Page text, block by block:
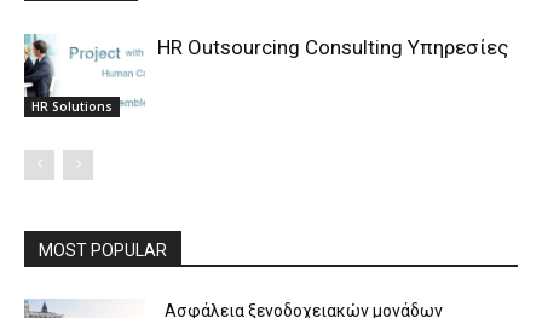
HR Solutions
HR Outsourcing Consulting Υπηρεσίες
MOST POPULAR
Ασφάλεια ξενοδοχειακών μονάδων